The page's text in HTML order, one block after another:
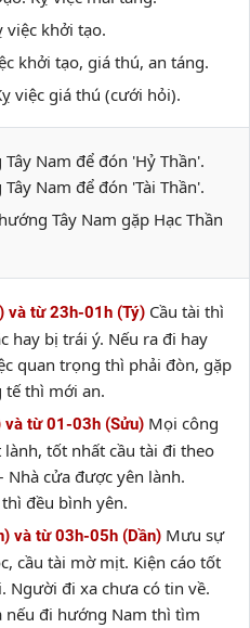
việc khởi tạo.
khởi tạo, giá thú, an táng.
việc giá thú (cưới hỏi).
Nam để đón 'Hỷ Thần'.
Nam để đón 'Tài Thần'.
Tây Nam gặp Hạc Thần
và từ 23h-01h (Tý) Cầu tài thì
hay bị trái ý. Nếu ra đi hay
quan trọng thì phải đòn, gặp
tế thì mới an.
từ 01-03h (Sửu) Mọi công
tốt nhất cầu tài đi theo
Nhà cửa được yên lành.
đều bình yên.
và từ 03h-05h (Dần) Mưu sự
cầu tài mờ mịt. Kiện cáo tốt
Người đi xa chưa có tin về.
nếu đi hướng Nam thì tìm